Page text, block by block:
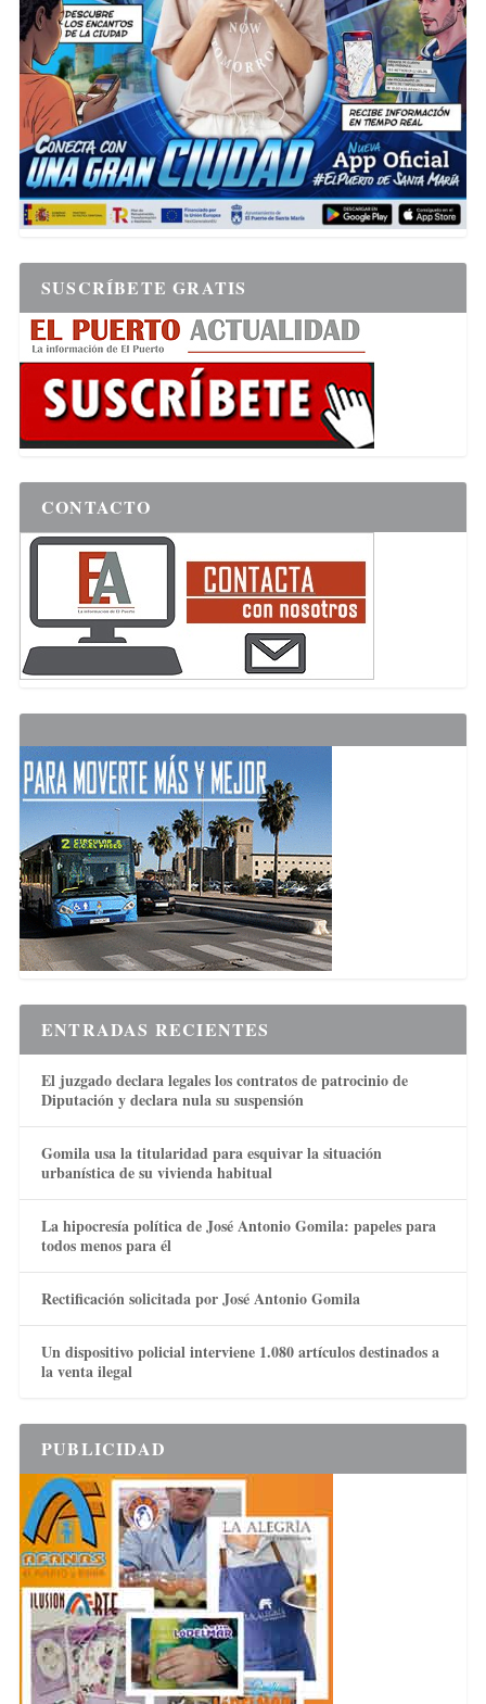
SUSCRÍBETE GRATIS
CONTACTO
ENTRADAS RECIENTES
El juzgado declara legales los contratos de patrocinio de
Diputación y declara nula su suspensión
Gomila usa la titularidad para esquivar la situación
urbanística de su vivienda habitual
La hipocresía política de José Antonio Gomila: papeles para
todos menos para él
Rectificación solicitada por José Antonio Gomila
Un dispositivo policial interviene 1.080 artículos destinados a
la venta ilegal
PUBLICIDAD